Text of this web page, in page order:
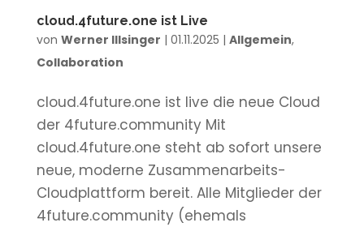
cloud.4future.one ist Live
von Werner Illsinger | 01.11.2025 | Allgemein,
Collaboration
cloud.4future.one ist live die neue Cloud
der 4future.community Mit
cloud.4future.one steht ab sofort unsere
neue, moderne Zusammenarbeits-
Cloudplattform bereit. Alle Mitglieder der
4future.community (ehemals